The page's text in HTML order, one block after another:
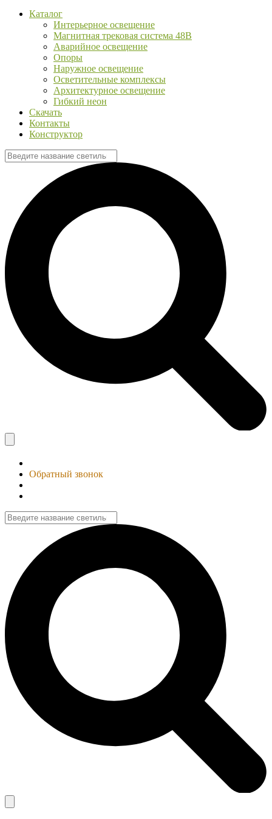
Каталог
Интерьерное освещение
Магнитная трековая система 48В
Аварийное освещение
Опоры
Наружное освещение
Осветительные комплексы
Архитектурное освещение
Гибкий неон
Скачать
Контакты
Конструктор
Обратный звонок